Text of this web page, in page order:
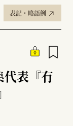
表記・略語例
代表『有